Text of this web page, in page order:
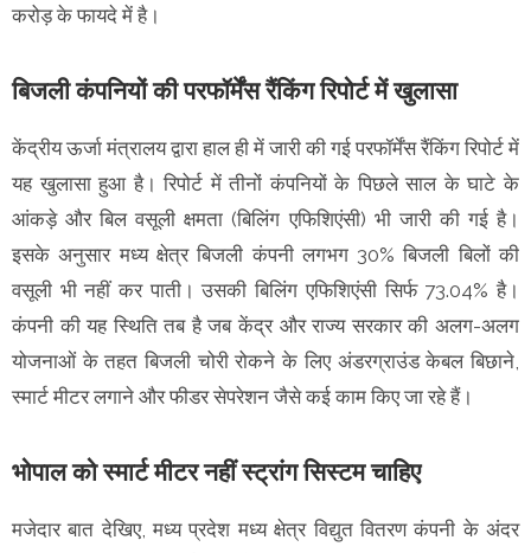
करोड़ के फायदे में है।
बिजली कंपनियों की परफॉर्मेंस रैंकिंग रिपोर्ट में खुलासा
केंद्रीय ऊर्जा मंत्रालय द्वारा हाल ही में जारी की गई परफॉर्मेंस रैंकिंग रिपोर्ट में
यह खुलासा हुआ है। रिपोर्ट में तीनों कंपनियों के पिछले साल के घाटे के
आंकड़े और बिल वसूली क्षमता (बिलिंग एफिशिएंसी) भी जारी की गई है।
इसके अनुसार मध्य क्षेत्र बिजली कंपनी लगभग 30% बिजली बिलों की
वसूली भी नहीं कर पाती। उसकी बिलिंग एफिशिएंसी सिर्फ 73.04% है।
कंपनी की यह स्थिति तब है जब केंद्र और राज्य सरकार की अलग-अलग
योजनाओं के तहत बिजली चोरी रोकने के लिए अंडरग्राउंड केबल बिछाने,
स्मार्ट मीटर लगाने और फीडर सेपरेशन जैसे कई काम किए जा रहे हैं।
भोपाल को स्मार्ट मीटर नहीं स्ट्रांग सिस्टम चाहिए
मजेदार बात देखिए, मध्य प्रदेश मध्य क्षेत्र विद्युत वितरण कंपनी के अंदर